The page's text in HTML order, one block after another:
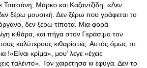
Μάρκο και Καζαντζίδη. «Δεν
ξέρω μουσική. Δεν ξέρω που γράφεται το
δεν ξέρω τίποτα. Μια φορά
κιθάρα, και πήγα στον Γεράσιμο τον
καλύτερους κιθαρίστες. Αυτός όμως το
!«Είναι κρίμα», μου’ λεγε «έχεις
ταλέντο». Τον χαιρέτησα κι έφυγα. Δεν το